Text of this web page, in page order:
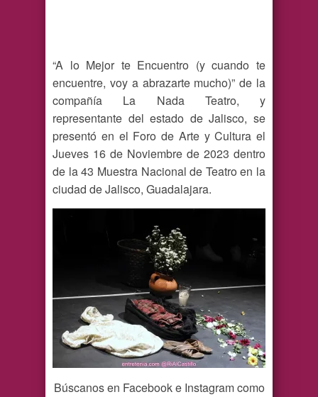
“A lo Mejor te Encuentro (y cuando te
encuentre, voy a abrazarte mucho)” de la
compañía La Nada Teatro, y
representante del estado de Jalisco, se
presentó en el Foro de Arte y Cultura el
Jueves 16 de Noviembre de 2023 dentro
de la 43 Muestra Nacional de Teatro en la
ciudad de Jalisco, Guadalajara.
Búscanos en Facebook e Instagram como